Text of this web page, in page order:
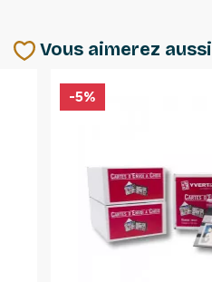
Vous aimerez aussi
-5%